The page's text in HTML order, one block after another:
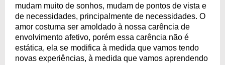
mudam muito de sonhos, mudam de pontos de vista e
de necessidades, principalmente de necessidades. O
amor costuma ser amoldado à nossa carência de
envolvimento afetivo, porém essa carência não é
estática, ela se modifica à medida que vamos tendo
novas experiências, à medida que vamos aprendendo